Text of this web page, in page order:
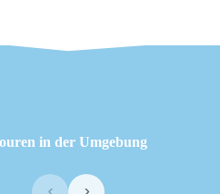
in der Umgebung